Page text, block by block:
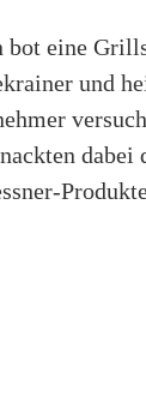
bot eine
und